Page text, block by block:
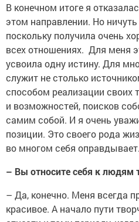
В конечном итоге я
этом направлении. Но
поскольку получила очень
всех отношениях. Для меня
усвоила одну истину. Для
служит не столько
способом реализации своих
и возможностей, поисков
самим собой. И я очень
позиции. Это своего рода
во многом себя оправдывает.
– Вы относите себя к людям
– Да, конечно. Меня всегда
красивое. А начало пути